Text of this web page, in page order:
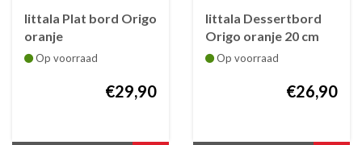
Iittala Plat bord Origo
oranje
Op voorraad
€29,90
Iittala Dessertbord
Origo oranje 20 cm
Op voorraad
€26,90